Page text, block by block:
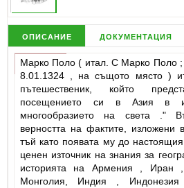
описание документация
Марко Поло ( итал. С Марко Поло
8.01.1324 , на същото място )
пътешественик, който
посещението си в Азия в
многообразието на света ."
верността на фактите, изложени
тъй като появата му до
ценен източник на знания за
историята на Армения , Иран
Монголия, Индия ,